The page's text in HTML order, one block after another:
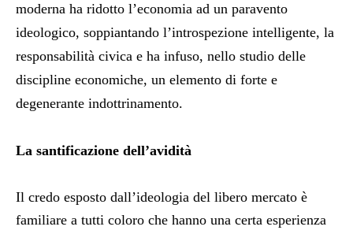
moderna ha ridotto l’economia ad un paravento
ideologico, soppiantando l’introspezione intelligente, la
responsabilità civica e ha infuso, nello studio delle
discipline economiche, un elemento di forte e
degenerante indottrinamento.
La santificazione dell’avidità
Il credo esposto dall’ideologia del libero mercato è
familiare a tutti coloro che hanno una certa esperienza